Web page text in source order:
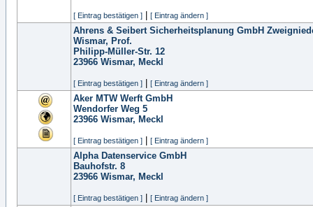
[ Eintrag bestätigen ] [ Eintrag ändern ]
Ahrens & Seibert Sicherheitsplanung GmbH
Wismar, Prof.
Philipp-Müller-Str. 12
23966 Wismar, Meckl
[ Eintrag bestätigen ] [ Eintrag ändern ]
Aker MTW Werft GmbH
Wendorfer Weg 5
23966 Wismar, Meckl
[ Eintrag bestätigen ] [ Eintrag ändern ]
Alpha Datenservice GmbH
Bauhofstr. 8
23966 Wismar, Meckl
[ Eintrag bestätigen ] [ Eintrag ändern ]